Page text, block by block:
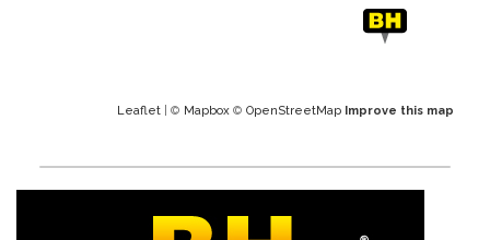
Leaflet | © Mapbox © OpenStreetMap Improve this map